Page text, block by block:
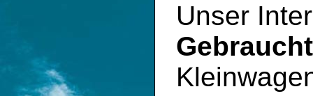
Unser